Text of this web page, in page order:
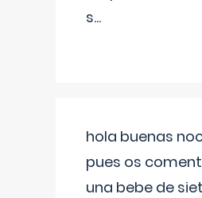
s...
hola buenas
pues os
una bebe de